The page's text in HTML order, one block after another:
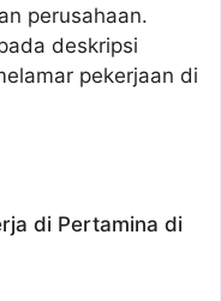
perusahaan.
deskripsi
pekerjaan di
di Pertamina di